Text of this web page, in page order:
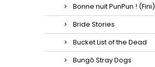
Bonne nuit PunPun ! (Fini)
Bride Stories
Bucket List of the Dead
Bungô Stray Dogs